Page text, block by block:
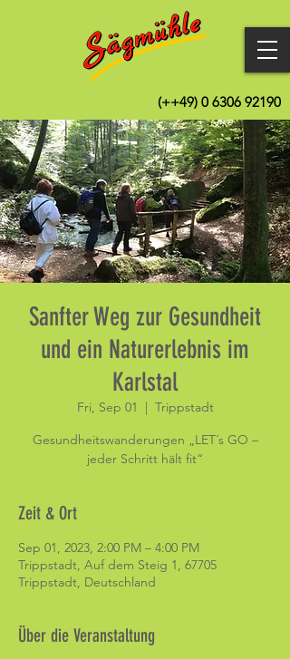
(++49) 0 6306 92190
Sanfter Weg zur Gesundheit
und ein Naturerlebnis im
Karlstal
Fri, Sep 01
  |
Trippstadt
Gesundheitswanderungen „LET´s GO –
jeder Schritt hält fit“
Zeit & Ort
Sep 01, 2023, 2:00 PM – 4:00 PM
Trippstadt, Auf dem Steig 1, 67705
Trippstadt, Deutschland
Über die Veranstaltung